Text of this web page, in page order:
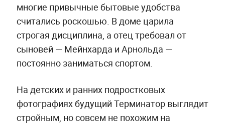
многие привычные бытовые удобства
считались роскошью. В доме царила
строгая дисциплина, а отец требовал от
сыновей — Мейнхарда и Арнольда —
постоянно заниматься спортом.
На детских и ранних подростковых
фотографиях будущий Терминатор выглядит
стройным, но совсем не похожим на